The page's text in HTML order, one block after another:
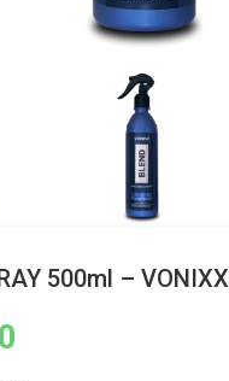
para ampliar
500ml – VONIXX